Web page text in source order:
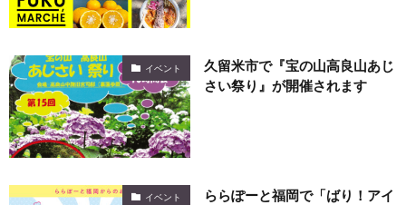
イベント
久留米市で『宝の山高良山あじ
さい祭り』が開催されます
イベント
ららぽーと福岡で「ばり！アイ